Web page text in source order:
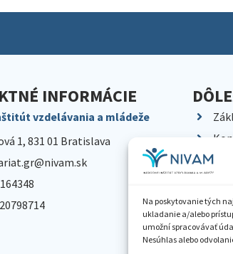
Na poskytovanie tých
ukladanie a/alebo
umožní spracovávať
Nesúhlas alebo
INFORMÁCIE
vzdelávania a mládeže
1, 831 01 Bratislava